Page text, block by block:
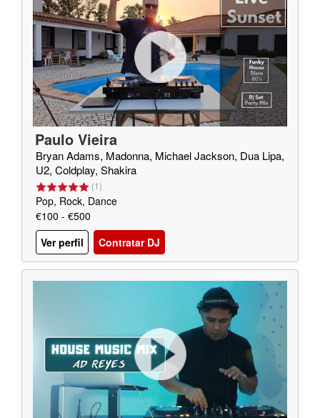
Paulo Vieira
Bryan Adams, Madonna, Michael Jackson, Dua Lipa,
U2, Coldplay, Shakira
(1)
Pop, Rock, Dance
€100 - €500
Ver perfil
Contratar DJ